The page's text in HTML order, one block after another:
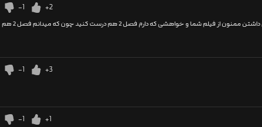
+2
-1
این فیلم عالی بود و همه ی بازیگر های این فیلم خیلی خیلی خوب بازی کردن به نظر من بازیگز بانو مریم مومن خیلی نقش سختی داشتن ولی خیلی مهم نیست همه ی بازیگر ها نقش سختی داشتن ممنون از فیلم شما و خواهشی که دارم فصل 2 هم درست کنید چون که میدانم فصل 2 هم
+3
-1
+1
-1